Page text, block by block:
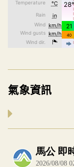
氣象資訊
內嵌空氣品